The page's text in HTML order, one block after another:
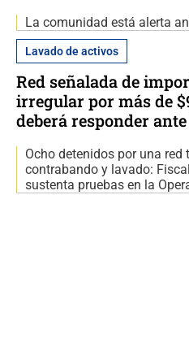
La comunidad está alerta
Lavado de activos
Red señalada de
irregular por más de
deberá responder
Ocho detenidos por una red
contrabando y lavado:
sustenta pruebas en la